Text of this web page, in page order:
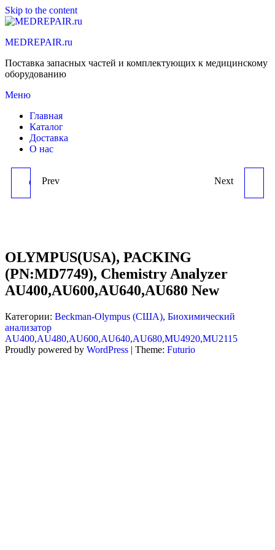
Skip to the content
MEDREPAIR.ru
Поставка запасных частей и комплектующих к медицинскому
оборудованию
Меню
Главная
Каталог
Доставка
О нас
OLYMPUS(USA), COLLAR
AU400,AU600,AU640,AU680
Prev
AU400,AU600,AU640,AU680
Next
OLYMPUS(USA), PACKING
(PN:MD7749), Chemistry Analyzer
AU400,AU600,AU640,AU680 New
Категории: Beckman-Olympus (США), Биохимический
анализатор
AU400,AU480,AU600,AU640,AU680,MU4920,MU2115
Proudly powered by WordPress | Theme: Futurio